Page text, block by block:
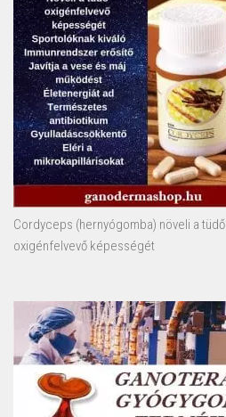
Cordyceps (hernyógomba) növeli a tüdő
oxigénfelvevő képességét